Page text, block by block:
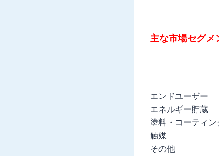
主な市場セグメ
エンドユーザー
エネルギー貯蔵
塗料・コーティン
触媒
その他